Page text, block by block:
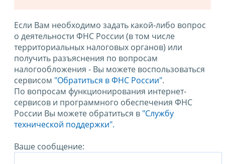
Если Вам необходимо задать какой-либо вопрос
о деятельности ФНС России (в том числе
территориальных налоговых органов) или
получить разъяснения по вопросам
налогообложения - Вы можете воспользоваться
сервисом "Обратиться в ФНС России".
По вопросам функционирования интернет-
сервисов и программного обеспечения ФНС
России Вы можете обратиться в "Службу
технической поддержки".
Ваше сообщение: